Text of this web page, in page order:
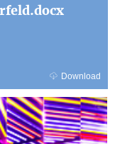
Download